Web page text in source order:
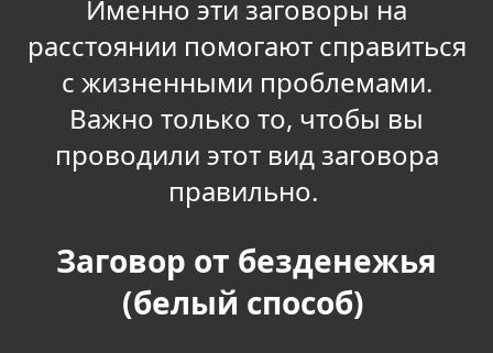
Именно эти заговоры на
расстоянии помогают справиться
с жизненными проблемами.
Важно только то, чтобы вы
проводили этот вид заговора
правильно.
Заговор от безденежья
(белый способ)